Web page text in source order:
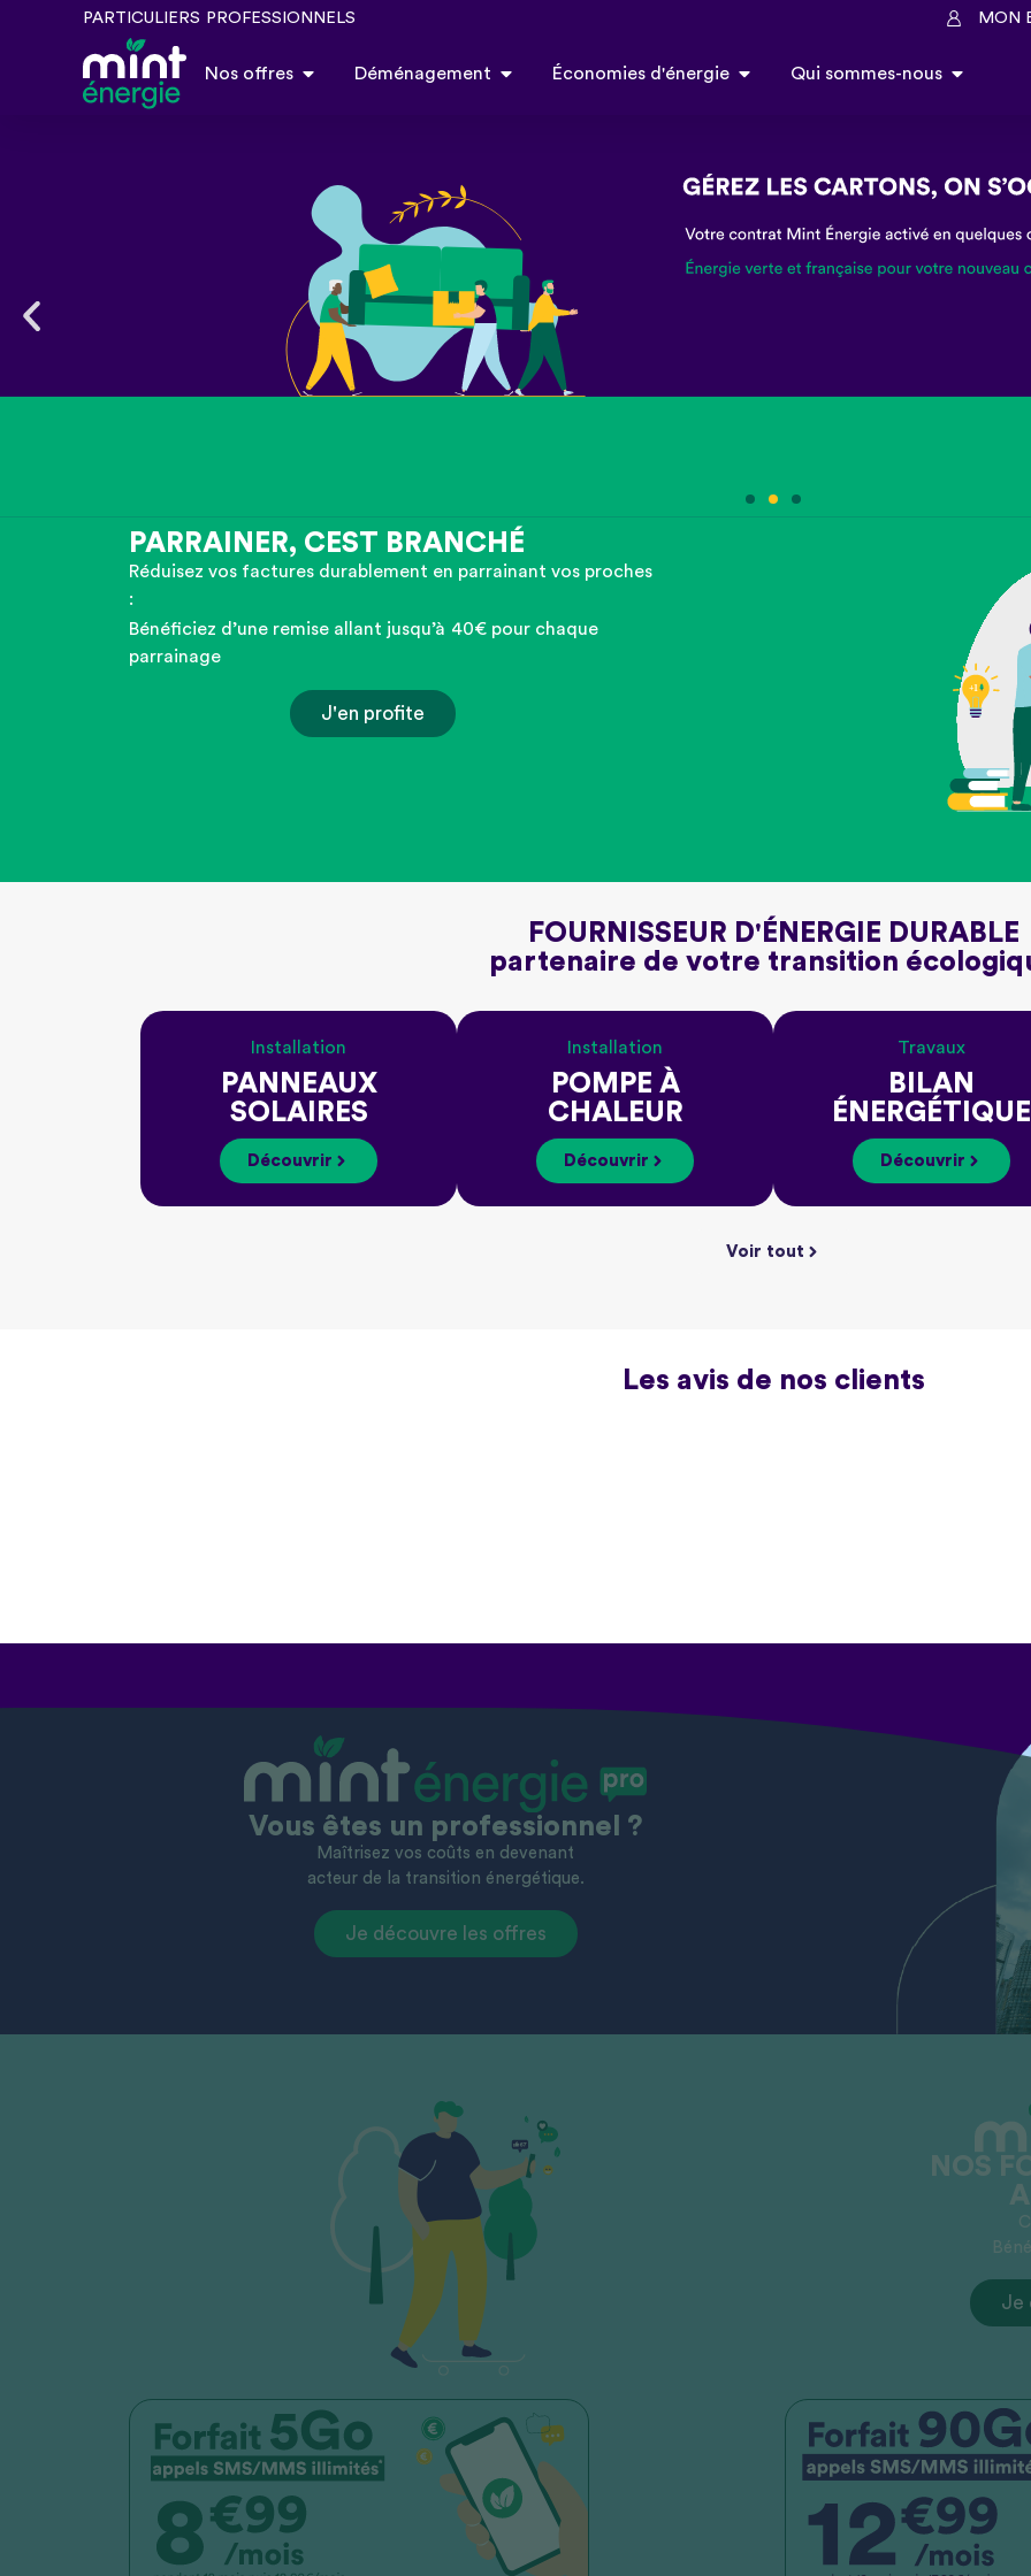
PARTICULIERS PROFESSIONNELS MON
Nos offres Déménagement Économies d'énergie Qui sommes-nous
Je déménagePARRAINER, CEST BRANCHÉ
Réduisez vos factures durablement en parrainant vos proches
:
Bénéficiez d’une remise allant jusqu’à 40€ pour chaque
parrainage
J'en profite
FOURNISSEUR D'ÉNERGIE DURABLE
partenaire de votre transition
Installation
PANNEAUX
SOLAIRES
Découvrir
Installation
POMPE À
CHALEUR
Découvrir
Travaux
BILAN
ÉNERGÉTIQUE
Découvrir
Voir tout
Les avis de nos clients
Vous êtes un professionnel ?
Maîtrisez vos coûts en devenant
acteur de la transition énergétique.
Je découvre les offres
NOS
Je